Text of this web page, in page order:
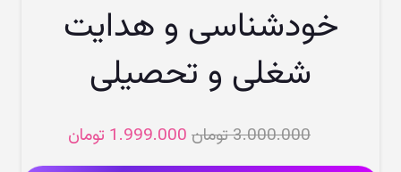
خودشناسی و هدایت
شغلی و تحصیلی
3.000.000تومان
قیمت
1.999.000 تومان